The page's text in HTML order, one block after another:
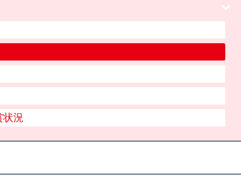
状況